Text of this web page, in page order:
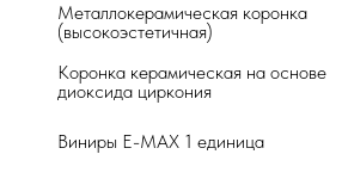
Виниры E-MAX 1 единица
Металлокерамическая коронка
(высокоэстетичная)
Коронка керамическая на основе
диоксида циркония